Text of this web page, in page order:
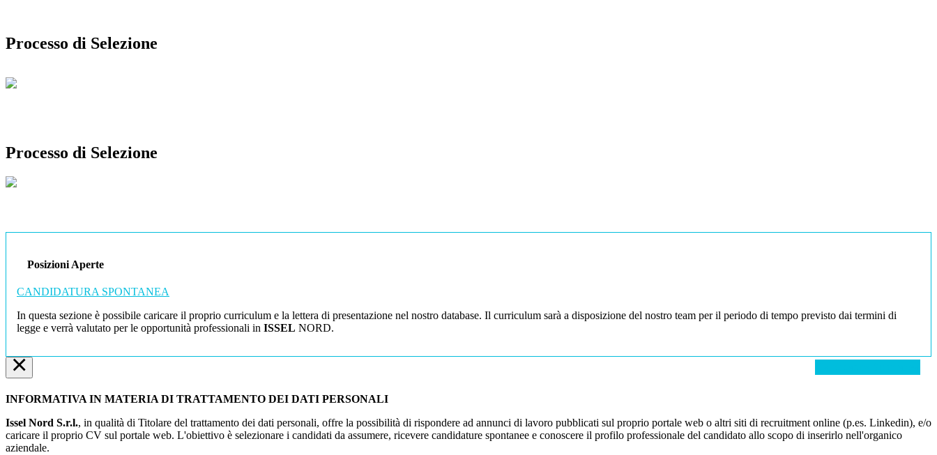
Processo di Selezione
Processo di Selezione
Posizioni Aperte
CANDIDATURA SPONTANEA
In questa sezione è possibile caricare il proprio curriculum e la lettera di presentazione nel nostro database. Il curriculum sarà a disposizione del nostro team per il periodo di tempo previsto dai termini di
legge e verrà valutato per le opportunità professionali in ISSEL NORD.
×
INFORMATIVA IN MATERIA DI TRATTAMENTO DEI DATI PERSONALI
Issel Nord S.r.l., in qualità di Titolare del trattamento dei dati personali, offre la possibilità di rispondere ad annunci di lavoro pubblicati sul proprio portale web o altri siti di recruitment online (p.es. Linkedin), e/o
caricare il proprio CV sul portale web. L'obiettivo è selezionare i candidati da assumere, ricevere candidature spontanee e conoscere il profilo professionale del candidato allo scopo di inserirlo nell'organico
aziendale.